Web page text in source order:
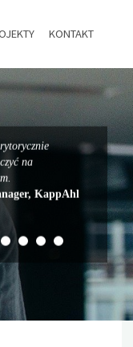
KONTAKT
na
KappAhl